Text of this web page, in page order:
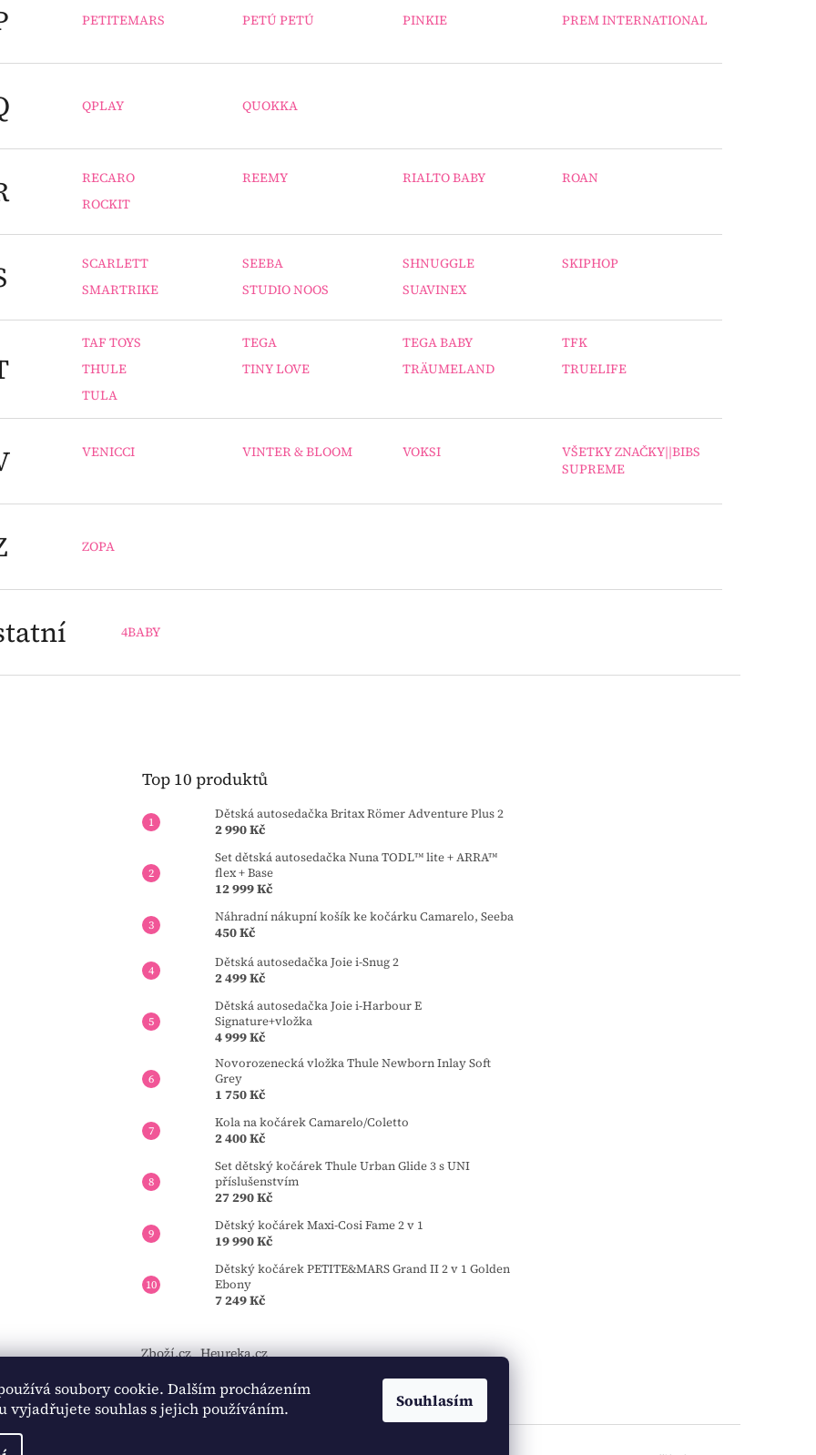
soubory cookie. Dalším procházením
vyjadřujete souhlas s jejich používáním.
Souhlasím
PETITEMARS PETÚ PETÚ PINKIE PREM INTERNATIONAL
QPLAY QUOKKA
RECARO REEMY RIALTO BABY
ROAN
ROCKIT
SCARLETT SEEBA SHNUGGLE
SKIPHOP
SMARTRIKE
STUDIO NOOS SUAVINEX
TAF TOYS TEGA TEGA BABY
TFK
THULE
TINY LOVE TRÄUMELAND
TRUELIFE
TULA
VENICCI VINTER & BLOOM VOKSI
VŠETKY ZNAČKY||BIBS
SUPREME
ZOPA
4BABY
Top 10 produktů
Dětská autosedačka Britax Römer Adventure Plus 2
2 990 Kč
Set dětská autosedačka Nuna TODL™ lite + ARRA™
flex + Base
12 999 Kč
Náhradní nákupní košík ke kočárku Camarelo, Seeba
450 Kč
Dětská autosedačka Joie i-Snug 2
2 499 Kč
Dětská autosedačka Joie i-Harbour E
Signature+vložka
4 999 Kč
Novorozenecká vložka Thule Newborn Inlay Soft
Grey
1 750 Kč
Kola na kočárek Camarelo/Coletto
2 400 Kč
Set dětský kočárek Thule Urban Glide 3 s UNI
příslušenstvím
27 290 Kč
Dětský kočárek Maxi-Cosi Fame 2 v 1
19 990 Kč
Dětský kočárek PETITE&MARS Grand II 2 v 1 Golden
Ebony
7 249 Kč
Zboží.cz Heureka.cz
https://tourmkr.com/F1eycVcPEw